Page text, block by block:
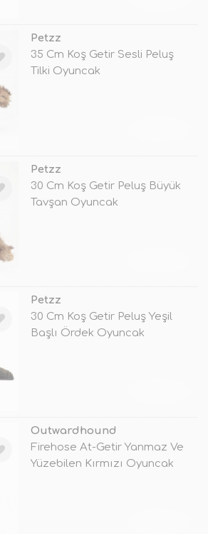
Petzz
35 Cm Koş Getir Sesli Peluş
Tilki Oyuncak
Petzz
30 Cm Koş Getir Peluş Büyük
Tavşan Oyuncak
Petzz
30 Cm Koş Getir Peluş Yeşil
Başlı Ördek Oyuncak
Outwardhound
Firehose At-Getir Yanmaz Ve
Yüzebilen Kırmızı Oyuncak